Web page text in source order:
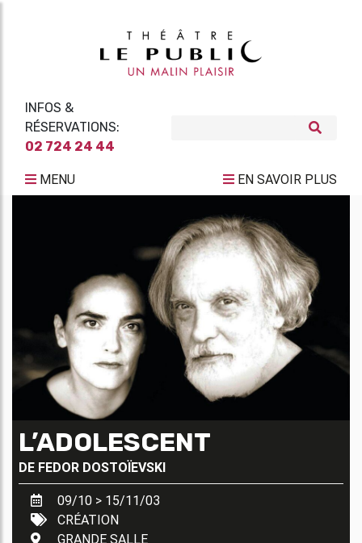
INFOS &
RÉSERVATIONS:
02 724 24 44
MENU EN SAVOIR PLUS
L’ADOLESCENT
DE FEDOR DOSTOÏEVSKI
09/10 > 15/11/03
CRÉATION
GRANDE SALLE